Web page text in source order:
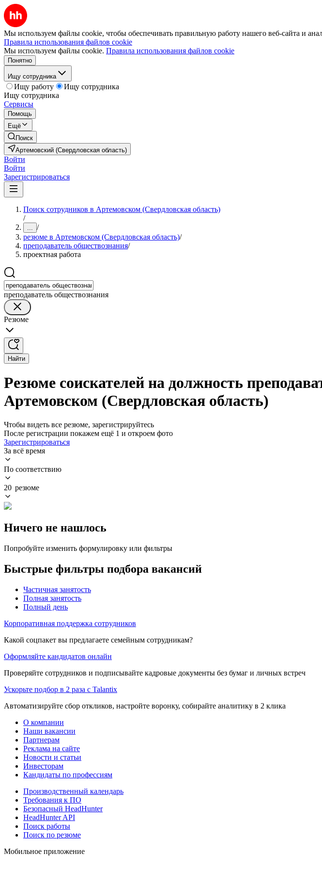
Мы используем файлы cookie, чтобы обеспечивать правильную работу нашего веб-сайта и
Правила использования файлов cookie
Мы используем файлы cookie. Правила использования файлов cookie
Понятно
Ищу сотрудника
Ищу работу
Ищу сотрудника
Ищу сотрудника
Сервисы
Помощь
Ещё
Поиск
Артемовский (Свердловская область)
Войти
Войти
Зарегистрироваться
Поиск сотрудников в Артемовском (Свердловская область)
/
... /
резюме в Артемовском (Свердловская область)/
преподаватель обществознания/
проектная работа
преподаватель обществознания
Резюме
Найти
Резюме соискателей на должность
Артемовском (Свердловская область)
Чтобы видеть все резюме, зарегистрируйтесь
После регистрации покажем ещё 1 и откроем фото
Зарегистрироваться
За всё время
По соответствию
20 резюме
Ничего не нашлось
Попробуйте изменить формулировку или фильтры
Быстрые фильтры подбора вакансий
Частичная занятость
Полная занятость
Полный день
Корпоративная поддержка сотрудников
Какой соцпакет вы предлагаете семейным сотрудникам?
Оформляйте кандидатов онлайн
Проверяйте сотрудников и подписывайте кадровые документы без бумаг и личных встреч
Ускорьте подбор в 2 раза с Talantix
Автоматизируйте сбор откликов, настройте воронку, собирайте аналитику в 2 клика
О компании
Наши вакансии
Партнерам
Реклама на сайте
Новости и статьи
Инвесторам
Кандидаты по профессиям
Производственный календарь
Требования к ПО
Безопасный HeadHunter
HeadHunter API
Поиск работы
Поиск по резюме
Мобильное приложение